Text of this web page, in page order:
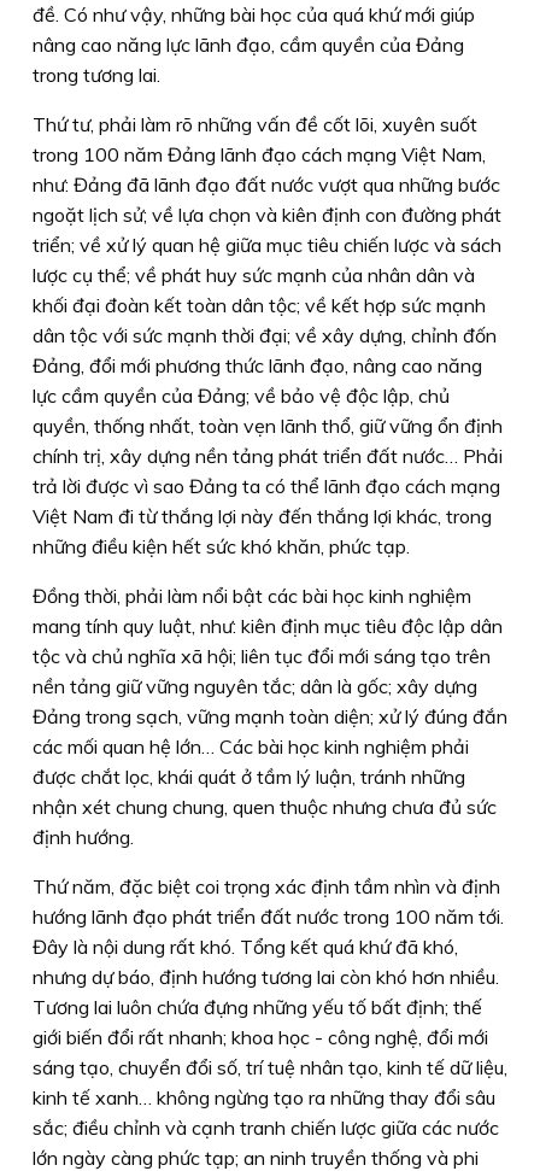
đề. Có như vậy, những bài học của quá khứ mới giúp
nâng cao năng lực lãnh đạo, cầm quyền của Đảng
trong tương lai.
Thứ tư, phải làm rõ những vấn đề cốt lõi, xuyên suốt
trong 100 năm Đảng lãnh đạo cách mạng Việt Nam,
như: Đảng đã lãnh đạo đất nước vượt qua những bước
ngoặt lịch sử; về lựa chọn và kiên định con đường phát
triển; về xử lý quan hệ giữa mục tiêu chiến lược và sách
lược cụ thể; về phát huy sức mạnh của nhân dân và
khối đại đoàn kết toàn dân tộc; về kết hợp sức mạnh
dân tộc với sức mạnh thời đại; về xây dựng, chỉnh đốn
Đảng, đổi mới phương thức lãnh đạo, nâng cao năng
lực cầm quyền của Đảng; về bảo vệ độc lập, chủ
quyền, thống nhất, toàn vẹn lãnh thổ, giữ vững ổn định
chính trị, xây dựng nền tảng phát triển đất nước… Phải
trả lời được vì sao Đảng ta có thể lãnh đạo cách mạng
Việt Nam đi từ thắng lợi này đến thắng lợi khác, trong
những điều kiện hết sức khó khăn, phức tạp.
Đồng thời, phải làm nổi bật các bài học kinh nghiệm
mang tính quy luật, như: kiên định mục tiêu độc lập dân
tộc và chủ nghĩa xã hội; liên tục đổi mới sáng tạo trên
nền tảng giữ vững nguyên tắc; dân là gốc; xây dựng
Đảng trong sạch, vững mạnh toàn diện; xử lý đúng đắn
các mối quan hệ lớn… Các bài học kinh nghiệm phải
được chắt lọc, khái quát ở tầm lý luận, tránh những
nhận xét chung chung, quen thuộc nhưng chưa đủ sức
định hướng.
Thứ năm, đặc biệt coi trọng xác định tầm nhìn và định
hướng lãnh đạo phát triển đất nước trong 100 năm tới.
Đây là nội dung rất khó. Tổng kết quá khứ đã khó,
nhưng dự báo, định hướng tương lai còn khó hơn nhiều.
Tương lai luôn chứa đựng những yếu tố bất định; thế
giới biến đổi rất nhanh; khoa học - công nghệ, đổi mới
sáng tạo, chuyển đổi số, trí tuệ nhân tạo, kinh tế dữ liệu,
kinh tế xanh… không ngừng tạo ra những thay đổi sâu
sắc; điều chỉnh và cạnh tranh chiến lược giữa các nước
lớn ngày càng phức tạp; an ninh truyền thống và phi